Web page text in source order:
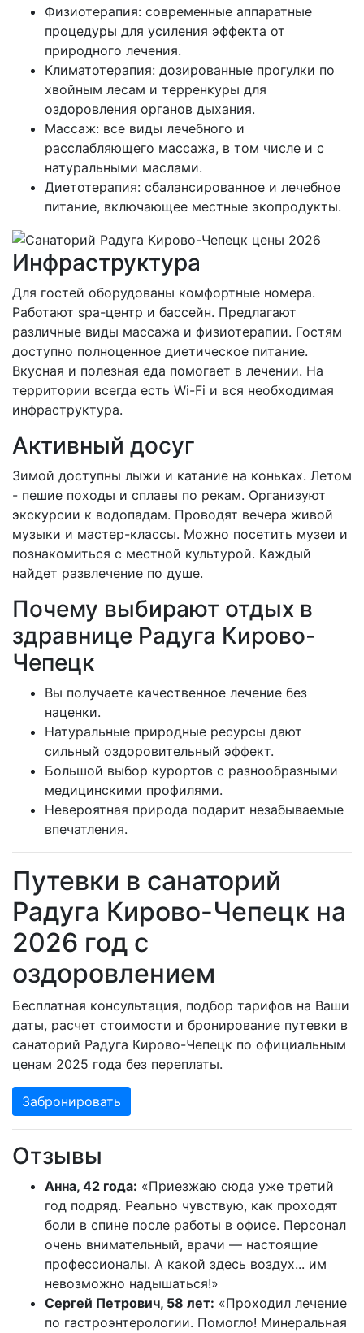
Физиотерапия: современные аппаратные
процедуры для усиления эффекта от
природного лечения.
Климатотерапия: дозированные прогулки по
хвойным лесам и терренкуры для
оздоровления органов дыхания.
Массаж: все виды лечебного и
расслабляющего массажа, в том числе и с
натуральными маслами.
Диетотерапия: сбалансированное и лечебное
питание, включающее местные экопродукты.
Инфраструктура
Для гостей оборудованы комфортные номера.
Работают spa-центр и бассейн. Предлагают
различные виды массажа и физиотерапии. Гостям
доступно полноценное диетическое питание.
Вкусная и полезная еда помогает в лечении. На
территории всегда есть Wi-Fi и вся необходимая
инфраструктура.
Активный досуг
Зимой доступны лыжи и катание на коньках. Летом
- пешие походы и сплавы по рекам. Организуют
экскурсии к водопадам. Проводят вечера живой
музыки и мастер-классы. Можно посетить музеи и
познакомиться с местной культурой. Каждый
найдет развлечение по душе.
Почему выбирают отдых в
здравнице Радуга Кирово-
Чепецк
Вы получаете качественное лечение без
наценки.
Натуральные природные ресурсы дают
сильный оздоровительный эффект.
Большой выбор курортов с разнообразными
медицинскими профилями.
Невероятная природа подарит незабываемые
впечатления.
Путевки в санаторий
Радуга Кирово-Чепецк на
2026 год с
оздоровлением
Бесплатная консультация, подбор тарифов на Ваши
даты, расчет стоимости и бронирование путевки в
санаторий Радуга Кирово-Чепецк по официальным
ценам 2025 года без переплаты.
Забронировать
Отзывы
Анна, 42 года: «Приезжаю сюда уже третий
год подряд. Реально чувствую, как проходят
боли в спине после работы в офисе. Персонал
очень внимательный, врачи — настоящие
профессионалы. А какой здесь воздух... им
невозможно надышаться!»
Сергей Петрович, 58 лет: «Проходил лечение
по гастроэнтерологии. Помогло! Минеральная